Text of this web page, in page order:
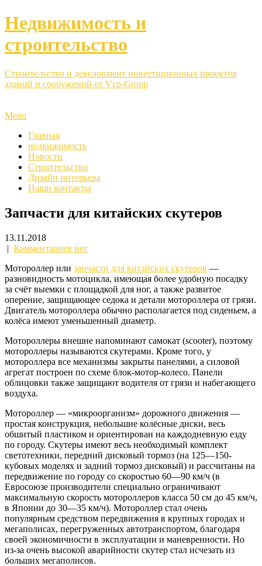
Недвижимость и
строительство
Строительство и девелопмент инвестиционных проектов
зданий и сооружений от Vcp-Group
Menu
Главная
недвижимость
Новости
Строительство
Дизайн интерьера
Наши контакты
Запчасти для китайских скутеров
13.11.2018
| Комментариев нет
Мотороллер или запчасти для китайских скутеров —
разновидность мотоцикла, имеющая более удобную посадку
за счёт выемки с площадкой для ног, а также развитое
оперение, защищающее седока и детали мотороллера от грязи.
Двигатель мотороллера обычно располагается под сиденьем, а
колёса имеют уменьшенный диаметр.
Мотороллеры внешне напоминают самокат (scooter), поэтому
мотороллеры называются скутерами. Кроме того, у
мотороллера все механизмы закрыты панелями, а силовой
агрегат построен по схеме блок-мотор-колесо. Панели
облицовки также защищают водителя от грязи и набегающего
воздуха.
Мотороллер — «микроорганизм» дорожного движения —
простая конструкция, небольшие колёсные диски, весь
обшитый пластиком и ориентирован на каждодневную езду
по городу. Скутеры имеют весь необходимый комплект
светотехники, передний дисковый тормоз (на 125—150-
кубовых моделях и задний тормоз дисковый) и рассчитаны на
передвижение по городу со скоростью 60—90 км/ч (в
Евросоюзе производители специально ограничивают
максимальную скорость мотороллеров класса 50 см до 45 км/ч,
в Японии до 30—35 км/ч). Мотороллер стал очень
популярным средством передвижения в крупных городах и
мегаполисах, перегруженных автотранспортом, благодаря
своей экономичности в эксплуатации и маневренности. Но
из-за очень высокой аварийности скутер стал исчезать из
больших мегаполисов.